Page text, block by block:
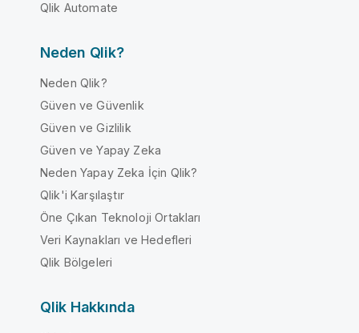
Qlik Automate
Neden Qlik?
Neden Qlik?
Güven ve Güvenlik
Güven ve Gizlilik
Güven ve Yapay Zeka
Neden Yapay Zeka İçin Qlik?
Qlik'i Karşılaştır
Öne Çıkan Teknoloji Ortakları
Veri Kaynakları ve Hedefleri
Qlik Bölgeleri
Qlik Hakkında